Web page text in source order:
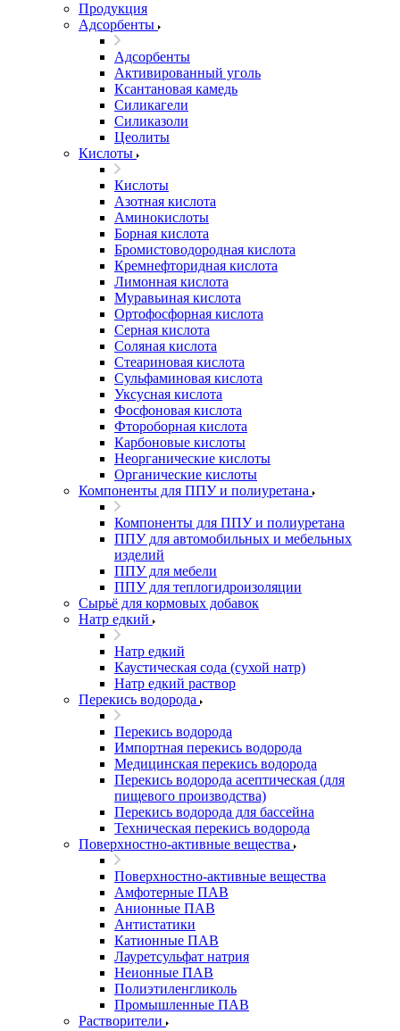
Продукция
Адсорбенты
Адсорбенты
Активированный уголь
Ксантановая камедь
Силикагели
Силиказоли
Цеолиты
Кислоты
Кислоты
Азотная кислота
Аминокислоты
Борная кислота
Бромистоводородная кислота
Кремнефторидная кислота
Лимонная кислота
Муравьиная кислота
Ортофосфорная кислота
Серная кислота
Соляная кислота
Стеариновая кислота
Сульфаминовая кислота
Уксусная кислота
Фосфоновая кислота
Фтороборная кислота
Карбоновые кислоты
Неорганические кислоты
Органические кислоты
Компоненты для ППУ и полиуретана
Компоненты для ППУ и полиуретана
ППУ для автомобильных и мебельных
изделий
ППУ для мебели
ППУ для теплогидроизоляции
Сырьё для кормовых добавок
Натр едкий
Натр едкий
Каустическая сода (сухой натр)
Натр едкий раствор
Перекись водорода
Перекись водорода
Импортная перекись водорода
Медицинская перекись водорода
Перекись водорода асептическая (для
пищевого производства)
Перекись водорода для бассейна
Техническая перекись водорода
Поверхностно-активные вещества
Поверхностно-активные вещества
Амфотерные ПАВ
Анионные ПАВ
Антистатики
Катионные ПАВ
Лауретсульфат натрия
Неионные ПАВ
Полиэтиленгликоль
Промышленные ПАВ
Растворители